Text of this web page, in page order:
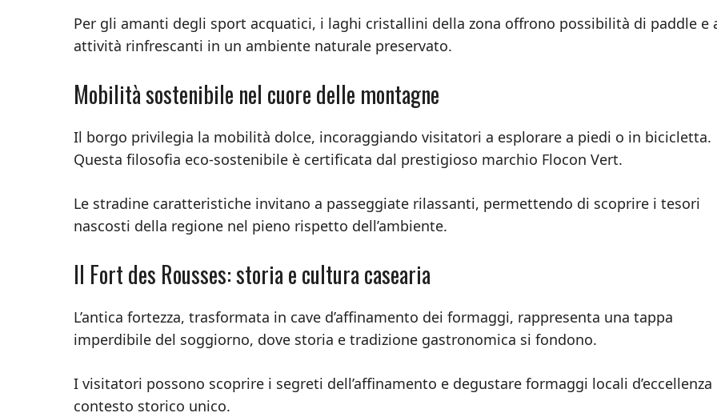
Per gli amanti degli sport acquatici, i laghi cristallini della zona offrono possibilità di paddle e
attività rinfrescanti in un ambiente naturale preservato.
Mobilità sostenibile nel cuore delle montagne
Il borgo privilegia la mobilità dolce, incoraggiando visitatori a esplorare a piedi o in bicicletta.
Questa filosofia eco-sostenibile è certificata dal prestigioso marchio Flocon Vert.
Le stradine caratteristiche invitano a passeggiate rilassanti, permettendo di scoprire i tesori
nascosti della regione nel pieno rispetto dell’ambiente.
Il Fort des Rousses: storia e cultura casearia
L’antica fortezza, trasformata in cave d’affinamento dei formaggi, rappresenta una tappa
imperdibile del soggiorno, dove storia e tradizione gastronomica si fondono.
I visitatori possono scoprire i segreti dell’affinamento e degustare formaggi locali d’eccellenza
contesto storico unico.